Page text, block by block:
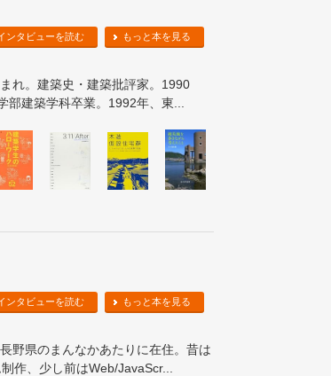
もっと本を見る
ンタビューを読む
れ。建築史・建築批評家。1990
部建築学科卒業。1992年、東...
もっと本を見る
ンタビューを読む
野県のまんなかあたりに在住。昔は
作、少し前はWeb/JavaScr...